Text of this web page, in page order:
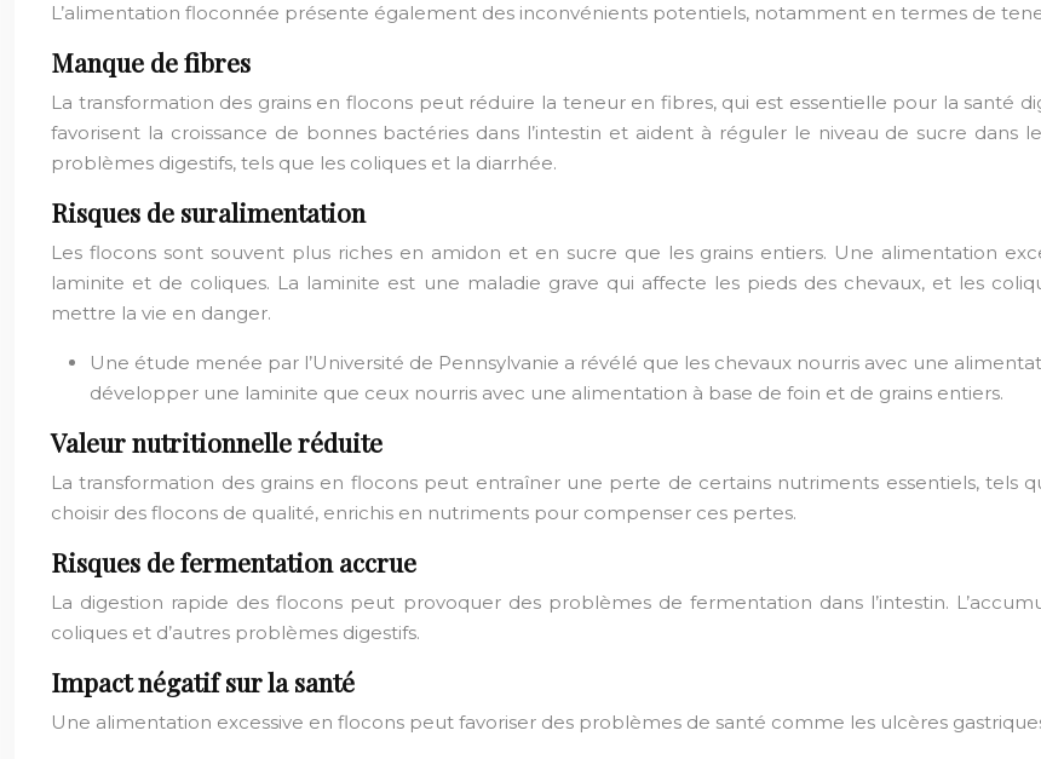
L’alimentation floconnée présente également des inconvénients potentiels, notamment en termes de
Manque de fibres
La transformation des grains en flocons peut réduire la teneur en fibres, qui est essentielle pour la santé
favorisent la croissance de bonnes bactéries dans l’intestin et aident à réguler le niveau de sucre
problèmes digestifs, tels que les coliques et la diarrhée.
Risques de suralimentation
Les flocons sont souvent plus riches en amidon et en sucre que les grains entiers. Une alimentation
laminite et de coliques. La laminite est une maladie grave qui affecte les pieds des chevaux, et les
mettre la vie en danger.
Une étude menée par l’Université de Pennsylvanie a révélé que les chevaux nourris avec une
développer une laminite que ceux nourris avec une alimentation à base de foin et de grains entiers.
Valeur nutritionnelle réduite
La transformation des grains en flocons peut entraîner une perte de certains nutriments essentiels, tels
choisir des flocons de qualité, enrichis en nutriments pour compenser ces pertes.
Risques de fermentation accrue
La digestion rapide des flocons peut provoquer des problèmes de fermentation dans l’intestin.
coliques et d’autres problèmes digestifs.
Impact négatif sur la santé
Une alimentation excessive en flocons peut favoriser des problèmes de santé comme les ulcères